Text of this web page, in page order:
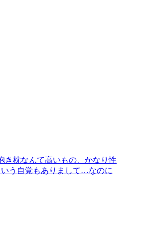
き枕なんて高いもの、かなり性
う自覚もありまして…なのに